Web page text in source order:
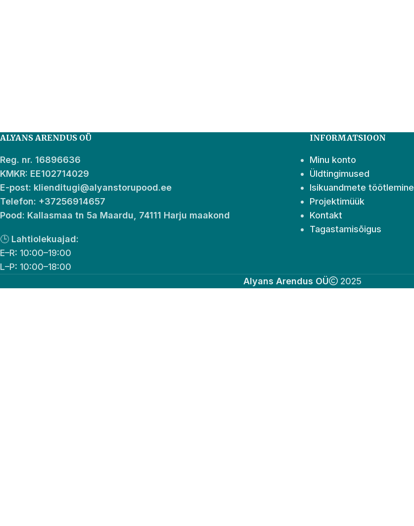
ALYANS ARENDUS OÜ
Reg. nr. 16896636
KMKR: EE102714029
E-post: klienditugi@alyanstorupood.ee
Telefon: +37256914657
Pood: Kallasmaa tn 5a Maardu, 74111 Harju maakond
🕒 Lahtiolekuajad:
E–R: 10:00–19:00
L–P: 10:00–18:00
INFORMATSIOON
Minu konto
Üldtingimused
Isikuandmete töötlemine
Projektimüük
Kontakt
Tagastamisõigus
Alyans Arendus OÜ 2025